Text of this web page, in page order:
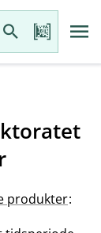
produkter: